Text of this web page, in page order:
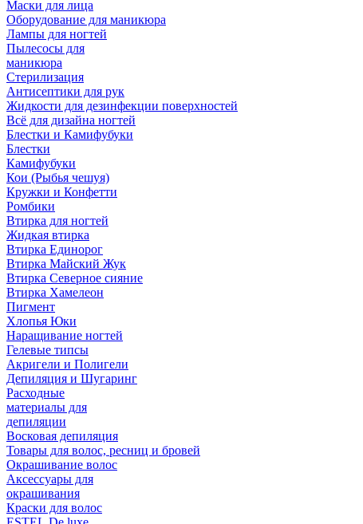
Маски для лица
Оборудование для маникюра
Лампы для ногтей
Пылесосы для
маникюра
Стерилизация
Антисептики для рук
Жидкости для дезинфекции поверхностей
Всё для дизайна ногтей
Блестки и Камифубуки
Блестки
Камифубуки
Кои (Рыбья чешуя)
Кружки и Конфетти
Ромбики
Втирка для ногтей
Жидкая втирка
Втирка Единорог
Втирка Майский Жук
Втирка Северное сияние
Втирка Хамелеон
Пигмент
Хлопья Юки
Наращивание ногтей
Гелевые типсы
Акригели и Полигели
Депиляция и Шугаринг
Расходные
материалы для
депиляции
Восковая депиляция
Товары для волос, ресниц и бровей
Окрашивание волос
Аксессуары для
окрашивания
Краски для волос